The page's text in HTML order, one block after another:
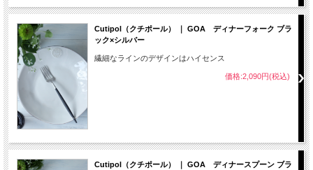
Cutipol（クチポール） ｜ GOA ディナーフォーク ブラ
ック×シルバー
繊細なラインのデザインはハイセンス
価格:2,090円(税込)
Cutipol（クチポール） ｜ GOA ディナースプーン ブラ